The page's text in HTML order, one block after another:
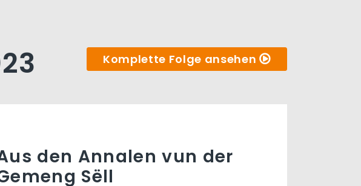
Komplette Folge ansehen
den Annalen vun der
Sëll